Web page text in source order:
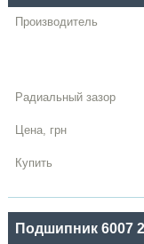
Подшипник 6007